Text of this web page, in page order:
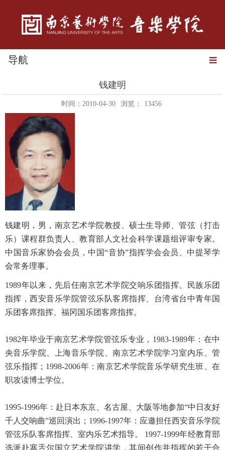
导航
钱建明
时间：2010-04-30 浏览： 13456
钱建明，男，南京艺术学院教授、硕士生导师、管弦（打击
乐）课程群负责人、教育部人文社会科学课题组评审专家。
中国音乐家协会会员，中国“音协”指挥学会会员、中提琴学
会常务理事。
1989年以来，先后任南京艺术学院交响乐团指挥、民族乐团
指挥，西安音乐学院管弦乐队客席指挥、台湾省台中青年国
乐团客席指挥、福冈国乐团客席指挥。
1982年毕业于南京艺术学院管弦乐专业，1983-1989年：在中
央音乐学院、上海音乐学院、南京艺术学院学习室内乐、管
弦乐指挥；1998-2006年：南京艺术学院音乐学研究生班、在
职攻读博士学位。
1995-1996年：赴日本东京、名古屋、大阪等地参加“中日友好
千人交响曲”巡回演出；1996-1997年：应邀担任西安音乐学院
管弦乐队客席指挥、室内乐艺术指导。 1997-1999年经教育部
选派赴塞舌尔国立艺术学院讲学，其间创作并指挥的若干合